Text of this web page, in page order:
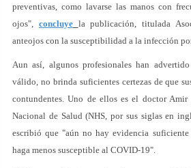
preventivas, como lavarse las manos con
ojos", concluye la publicación, titulada
anteojos con la susceptibilidad a la infección
Aun así, algunos profesionales han
válido, no brinda suficientes certezas de que
contundentes. Uno de ellos es el doctor
Nacional de Salud (NHS, por sus siglas en
escribió que "aún no hay evidencia
haga menos susceptible al COVID-19".